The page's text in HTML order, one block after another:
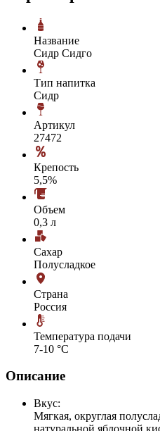
Название
Сидр Сидго
Тип напитка
Сидр
Артикул
27472
Крепость
5,5%
Объем
0,3 л
Сахар
Полусладкое
Страна
Россия
Температура подачи
7-10 °С
Описание
Вкус:
Мягкая, округлая
натуральной яблочной